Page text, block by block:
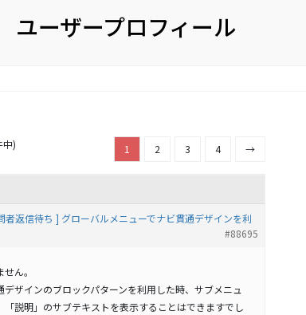
ユーザープロフィール
中) 1 2 3 4 →
者返信待ち ] グローバルメニューでナビ貫通デザインを利
#88695
ん。
デザインのブロックパターンを利用した時、サブメニュ
「説明」のサブテキストを表示することはできますでし